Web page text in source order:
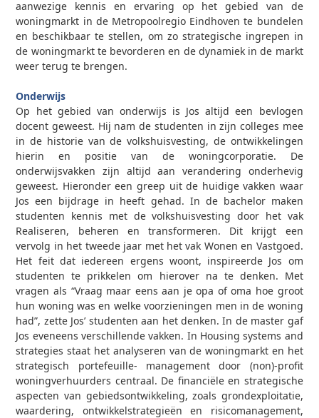
aanwezige kennis en ervaring op het gebied van de
woningmarkt in de Metropoolregio Eindhoven te bundelen
en beschikbaar te stellen, om zo strategische ingrepen in
de woningmarkt te bevorderen en de dynamiek in de markt
weer terug te brengen.
Onderwijs
Op het gebied van onderwijs is Jos altijd een bevlogen
docent geweest. Hij nam de studenten in zijn colleges mee
in de historie van de volkshuisvesting, de ontwikkelingen
hierin en positie van de woningcorporatie. De
onderwijsvakken zijn altijd aan verandering onderhevig
geweest. Hieronder een greep uit de huidige vakken waar
Jos een bijdrage in heeft gehad. In de bachelor maken
studenten kennis met de volkshuisvesting door het vak
Realiseren, beheren en transformeren. Dit krijgt een
vervolg in het tweede jaar met het vak Wonen en Vastgoed.
Het feit dat iedereen ergens woont, inspireerde Jos om
studenten te prikkelen om hierover na te denken. Met
vragen als “Vraag maar eens aan je opa of oma hoe groot
hun woning was en welke voorzieningen men in de woning
had”, zette Jos’ studenten aan het denken. In de master gaf
Jos eveneens verschillende vakken. In Housing systems and
strategies staat het analyseren van de woningmarkt en het
strategisch portefeuille- management door (non)-profit
woningverhuurders centraal. De financiële en strategische
aspecten van gebiedsontwikkeling, zoals grondexploitatie,
waardering, ontwikkelstrategieën en risicomanagement,